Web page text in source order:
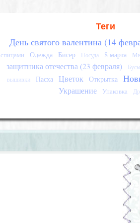
Теги
День святого валентина (14
спицами
Одежда Бисер Посуда 8 марта
защитника отечества (23 февраля)
Бусы
вышивки
Пасха Цветок Открытка
Украшение Упаковка